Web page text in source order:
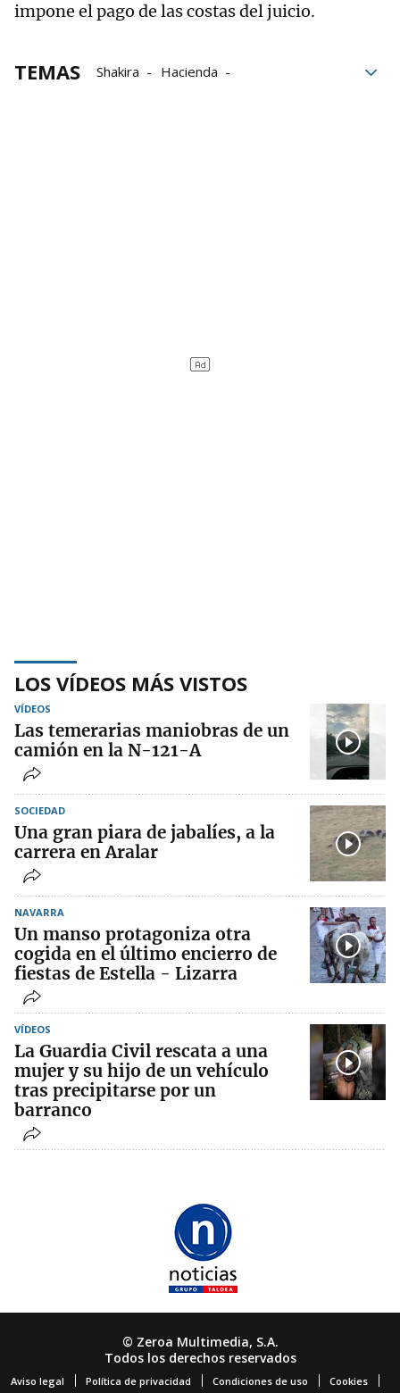
impone el pago de las costas del juicio.
TEMAS Shakira
Hacienda
LOS VÍDEOS MÁS VISTOS
VÍDEOS
Las temerarias maniobras de un
camión en la N-121-A
SOCIEDAD
Una gran piara de jabalíes, a la
carrera en Aralar
NAVARRA
Un manso protagoniza otra
cogida en el último encierro de
fiestas de Estella - Lizarra
VÍDEOS
La Guardia Civil rescata a una
mujer y su hijo de un vehículo
tras precipitarse por un
barranco
© Zeroa Multimedia, S.A.
Todos los derechos reservados
Aviso legal Política de privacidad Condiciones de uso Cookies